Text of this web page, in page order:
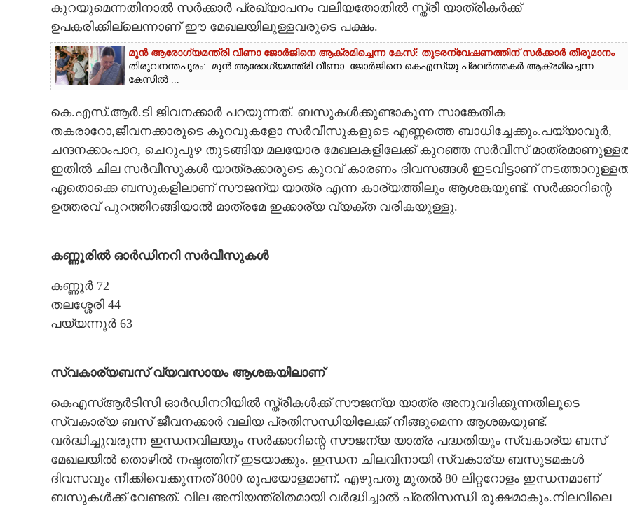
CONTACT USകുറയുമെന്നതിനാൽ സർക്കാർ പ്രഖ്യാപനം വലിയതോതിൽ സ്ത്രീ യാത്രികർക്ക്
ഉപകരിക്കില്ലെന്നാണ് ഈ മേഖലയിലുള്ളവരുടെ പക്ഷം.
മുൻ ആരോഗ്യമന്ത്രി വീണാ ജോർജിനെ ആക്രമിച്ചെന്ന കേസ്: തുടരന്വേഷണത്തിന് സർക്കാർ തീരുമാനം
തിരുവനന്തപുരം: മുൻ ആരോഗ്യമന്ത്രി വീണാ ജോർജിനെ കെഎസ്‌യു പ്രവർത്തകർ ആക്രമിച്ചെന്ന
കേസിൽ ...
കെ.എസ്.ആർ.ടി ജിവനക്കാർ പറയുന്നത്. ബസുകൾക്കുണ്ടാകുന്ന സാങ്കേതിക
തകരാറോ,ജീവനക്കാരുടെ കുറവുകളോ സർവീസുകളുടെ എണ്ണത്തെ ബാധിച്ചേക്കും.പയ്യാവൂർ,
ചന്ദനക്കാംപാറ, ചെറുപുഴ തുടങ്ങിയ മലയോര മേഖലകളിലേക്ക് കുറഞ്ഞ സർവീസ്
ഇതിൽ ചില സർവീസുകൾ യാത്രക്കാരുടെ കുറവ് കാരണം ദിവസങ്ങൾ ഇടവിട്ടാണ്
ഏതൊക്കെ ബസുകളിലാണ് സൗജന്യ യാത്ര എന്ന കാര്യത്തിലും ആശങ്കയുണ്ട്. സർക്കാറിന്റെ
ഉത്തരവ് പുറത്തിറങ്ങിയാൽ മാത്രമേ ഇക്കാര്യ വ്യക്ത വരികയുള്ളു.
കണ്ണൂരിൽ ഓർഡിനറി സർവീസുകൾ
കണ്ണൂർ 72
തലശ്ശേരി 44
പയ്യന്നൂർ 63
സ്വകാര്യബസ് വ്യവസായം ആശങ്കയിലാണ്
കെഎസ്ആർടിസി ഓർഡിനറിയിൽ സ്ത്രീകൾക്ക് സൗജന്യ യാത്ര അനുവദിക്കുന്നതിലൂടെ
സ്വകാര്യ ബസ് ജീവനക്കാർ വലിയ പ്രതിസന്ധിയിലേക്ക് നീങ്ങുമെന്ന ആശങ്കയുണ്ട്.
വർദ്ധിച്ചുവരുന്ന ഇന്ധനവിലയും സർക്കാറിന്റെ സൗജന്യ യാത്ര പദ്ധതിയും സ്വകാര്യ ബസ്
മേഖലയിൽ തൊഴിൽ നഷ്ടത്തിന് ഇടയാക്കും. ഇന്ധന ചിലവിനായി സ്വകാര്യ ബസുടമകൾ
ദിവസവും നീക്കിവെക്കുന്നത് 8000 രൂപയോളമാണ്. എഴുപതു മുതൽ 80 ലിറ്ററോളം ഇന്ധനമാണ്
ബസുകൾക്ക് വേണ്ടത്. വില അനിയന്ത്രിതമായി വർദ്ധിച്ചാൽ പ്രതിസന്ധി രൂക്ഷമാകും.നിലവിലെ